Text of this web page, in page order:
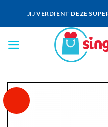
content
JIJ VERDIENT DEZE